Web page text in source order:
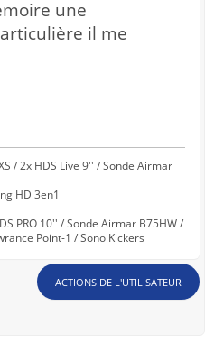
une
il me
/ 2x HDS Live 9'' / Sonde Airmar
HD 3en1
PRO 10'' / Sonde Airmar B75HW /
Point-1 / Sono Kickers
ACTIONS DE L'UTILISATEUR